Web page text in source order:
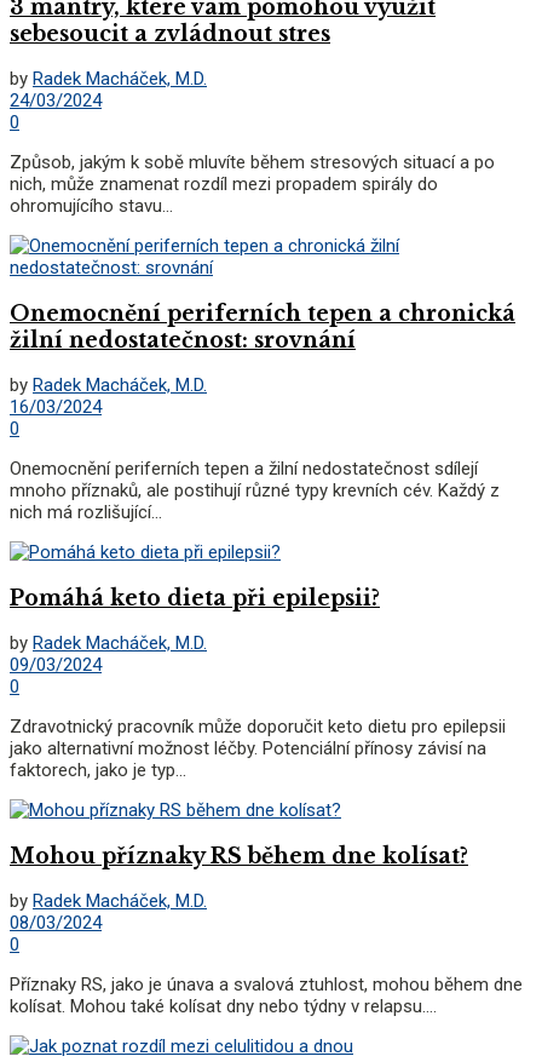
3 mantry, které vám pomohou využít
sebesoucit a zvládnout stres
by Radek Macháček, M.D.
24/03/2024
0
Způsob, jakým k sobě mluvíte během stresových situací a po
nich, může znamenat rozdíl mezi propadem spirály do
ohromujícího stavu...
Onemocnění periferních tepen a chronická
žilní nedostatečnost: srovnání
by Radek Macháček, M.D.
16/03/2024
0
Onemocnění periferních tepen a žilní nedostatečnost sdílejí
mnoho příznaků, ale postihují různé typy krevních cév. Každý z
nich má rozlišující...
Pomáhá keto dieta při epilepsii?
by Radek Macháček, M.D.
09/03/2024
0
Zdravotnický pracovník může doporučit keto dietu pro epilepsii
jako alternativní možnost léčby. Potenciální přínosy závisí na
faktorech, jako je typ...
Mohou příznaky RS během dne kolísat?
by Radek Macháček, M.D.
08/03/2024
0
Příznaky RS, jako je únava a svalová ztuhlost, mohou během dne
kolísat. Mohou také kolísat dny nebo týdny v relapsu....